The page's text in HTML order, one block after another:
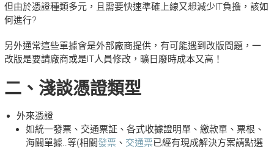
但由於憑證種類多元，且需要快速準確上線又想減少IT負擔，該如
何進行?
另外通常這些單據會是外部廠商提供，有可能遇到改版問題，一
改版是要請廠商或是IT人員修改，曠日廢時成本又高！
二、淺談憑證類型
外來憑證
如統一發票、交通票証、各式收據證明單、繳款單、票根、
海關單據..等(相關發票、 交通票已經有現成解決方案請點選